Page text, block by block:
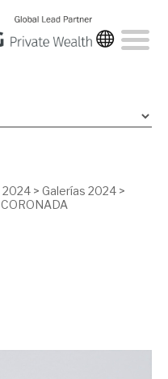
2024 > Galerías 2024 >
CORONADA